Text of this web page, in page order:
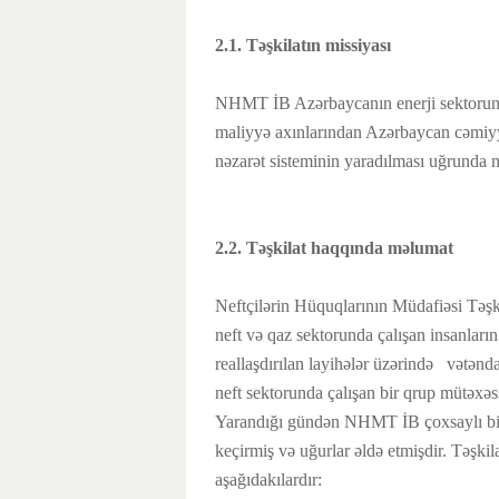
2.1. Təşkilatın missiyası
NHMT İB Azərbaycanın enerji
maliyyə axınlarından Azərbaycan
nəzarət sisteminin yaradılması uğrunda
2.2. Təşkilat haqqında məlumat
Neftçilərin Hüquqlarının Müdafiəsi
neft və qaz sektorunda çalışan
reallaşdırılan layihələr üzərində
neft sektorunda çalışan bir qrup
Yarandığı gündən NHMT İB çoxsaylı
keçirmiş və uğurlar əldə etmişdir.
aşağıdakılardır: